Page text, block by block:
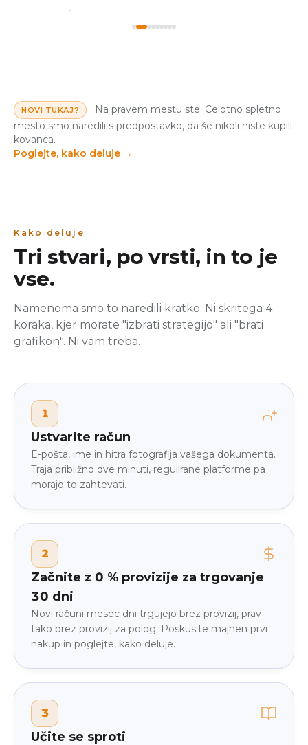
NOVI TUKAJ?
Na pravem mestu ste. Celotno spletno
mesto smo naredili s predpostavko, da še nikoli niste kupili
kovanca.
Poglejte, kako deluje →
Kako deluje
Tri stvari, po vrsti, in to je
vse.
Namenoma smo to naredili kratko. Ni skritega 4.
koraka, kjer morate "izbrati strategijo" ali "brati
grafikon". Ni vam treba.
1
Ustvarite račun
E-pošta, ime in hitra fotografija vašega dokumenta.
Traja približno dve minuti, regulirane platforme pa
morajo to zahtevati.
2
Začnite z 0 % provizije za trgovanje
30 dni
Novi računi mesec dni trgujejo brez provizij, prav
tako brez provizij za polog. Poskusite majhen prvi
nakup in poglejte, kako deluje.
3
Učite se sproti